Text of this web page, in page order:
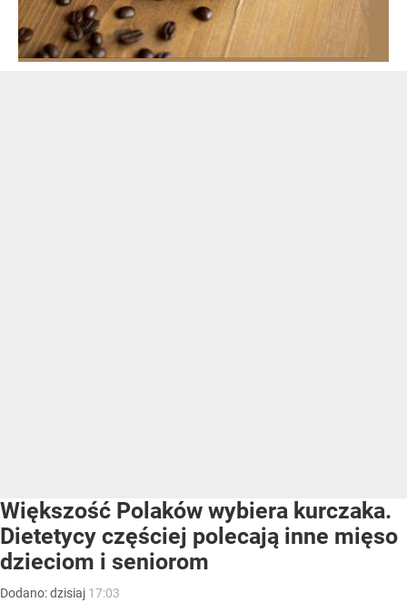
Większość Polaków wybiera kurczaka.
Dietetycy częściej polecają inne mięso
dzieciom i seniorom
Dodano:dzisiaj 17:03